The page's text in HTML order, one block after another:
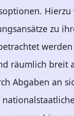
zu
räumlich breit
Abgaben an